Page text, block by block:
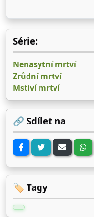
Série:
Nenasytní mrtví
Zrůdní mrtví
Mstiví mrtví
🔗 Sdílet na
🏷️ Tagy